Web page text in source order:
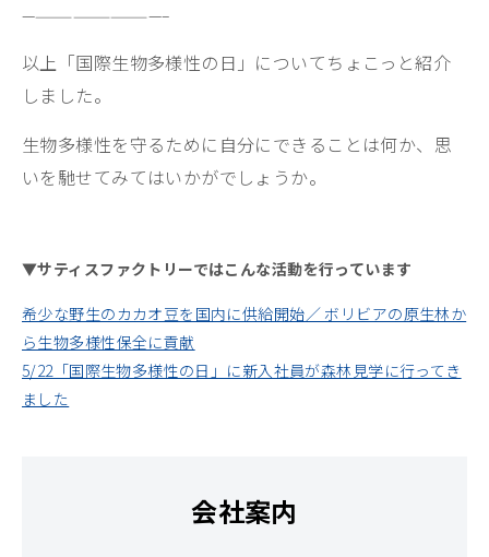
———————————–
以上「国際生物多様性の日」についてちょこっと紹介
しました。
生物多様性を守るために自分にできることは何か、思
いを馳せてみてはいかがでしょうか。
▼サティスファクトリーではこんな活動を行っています
希少な野生のカカオ豆を国内に供給開始／ ボリビアの原生林か
ら生物多様性保全に貢献
5/22「国際生物多様性の日」に新入社員が森林見学に行ってき
ました
会社案内